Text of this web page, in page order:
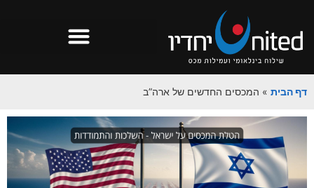
דף הבית » המכסים החדשים של ארה”ב